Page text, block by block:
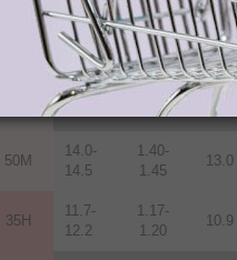
13.2-
13.8
1.32-
1.38
12.5
13.6-
14.3
1.36-
1.43
12.9
50M
14.0-
14.5
1.40-
1.45
13.0
35H
11.7-
12.2
1.17-
1.20
10.9